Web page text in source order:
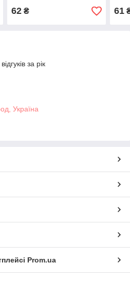
62₴ 61
за рік
Україна
Prom.ua